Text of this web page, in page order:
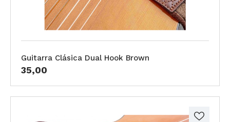
Guitarra Clásica Dual Hook Brown
35,00